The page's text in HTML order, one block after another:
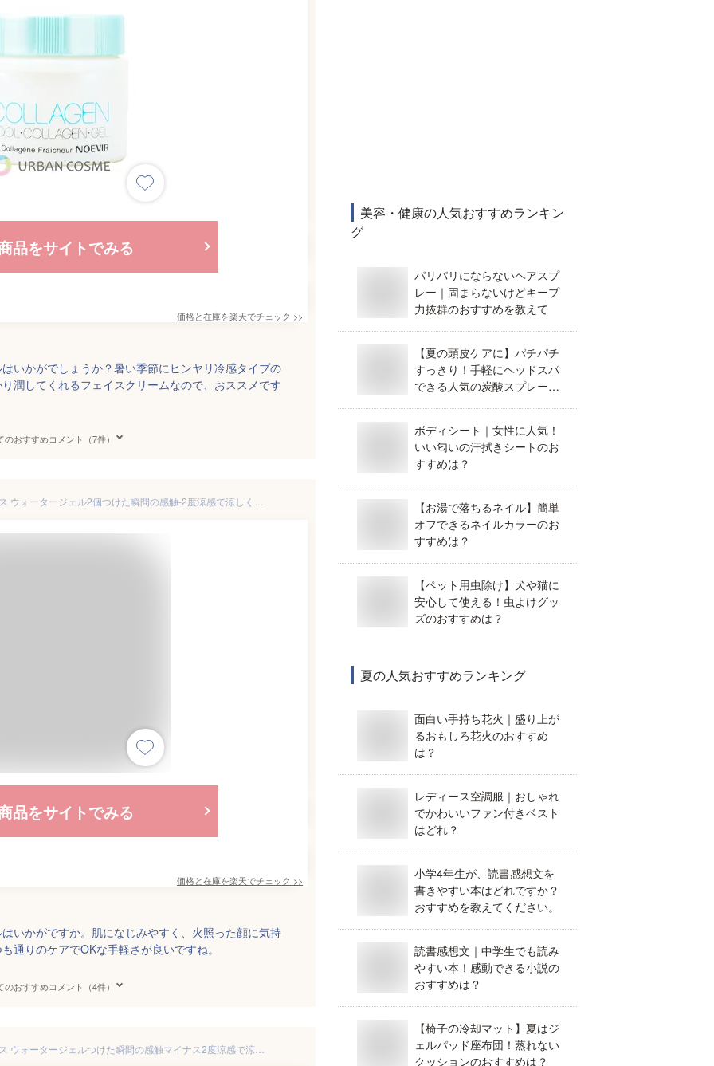
品をサイトでみる
価格と在庫を楽天でチェック >>
いかがでしょうか？暑い季節にヒンヤリ冷感タイプの
潤してくれるフェイスクリームなので、おススメです
のおすすめコメント（7件）
品をサイトでみる
価格と在庫を楽天でチェック >>
いかがですか。肌になじみやすく、火照った顔に気持
通りのケアでOKな手軽さが良いですね。
のおすすめコメント（4件）
美容・健康の人気おすすめランキン
グ
パリパリにならないヘアスプ
レー｜固まらないけどキープ
力抜群のおすすめを教えて
【夏の頭皮ケアに】パチパチ
すっきり！手軽にヘッドスパ
できる人気の炭酸スプレーを
ボディシート｜女性に人気！
いい匂いの汗拭きシートのお
すすめは？
【お湯で落ちるネイル】簡単
オフできるネイルカラーのお
すすめは？
【ペット用虫除け】犬や猫に
安心して使える！虫よけグッ
ズのおすすめは？
夏の人気おすすめランキング
面白い手持ち花火｜盛り上が
るおもしろ花火のおすすめ
は？
レディース空調服｜おしゃれ
でかわいいファン付きベスト
はどれ？
小学4年生が、読書感想文を
書きやすい本はどれですか？
おすすめを教えてください。
読書感想文｜中学生でも読み
やすい本！感動できる小説の
おすすめは？
【椅子の冷却マット】夏はジ
ェルパッド座布団！蒸れない
クッションのおすすめは？